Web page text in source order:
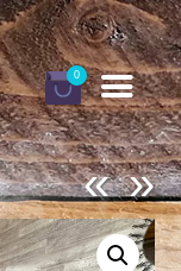
0
« »